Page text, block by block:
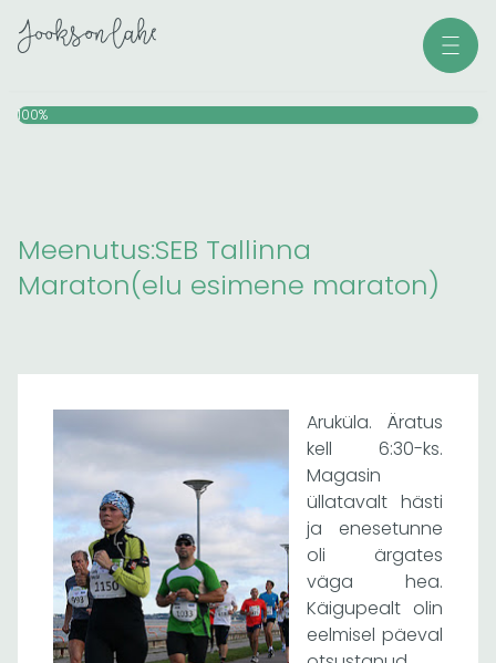
Skip
to
100%
Meenutus:SEB Tallinna
Maraton(elu esimene maraton)
Aruküla. Äratus
kell 6:30-ks.
Magasin
üllatavalt hästi
ja enesetunne
oli ärgates
väga hea.
Käigupealt olin
eelmisel päeval